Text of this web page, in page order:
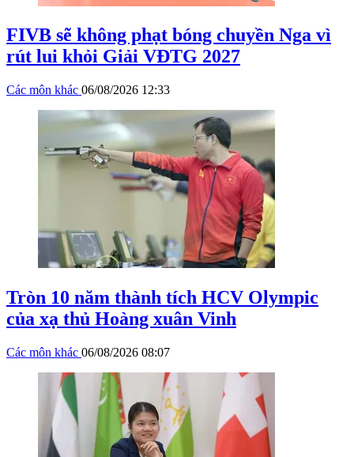
FIVB sẽ không phạt bóng chuyền Nga vì
rút lui khỏi Giải VĐTG 2027
Các môn khác 06/08/2026 12:33
Tròn 10 năm thành tích HCV Olympic
của xạ thủ Hoàng xuân Vinh
Các môn khác 06/08/2026 08:07